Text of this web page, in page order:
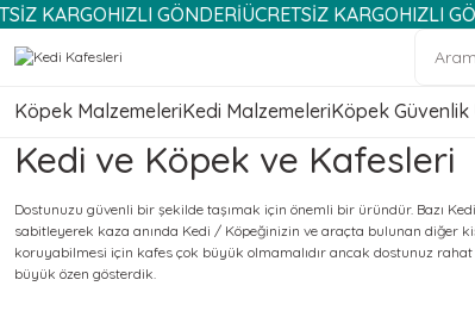
HIZLI GÖNDERİÜCRETSİZ KARGOHIZLI GÖNDERİ
Köpek MalzemeleriKedi MalzemeleriKöpek Güvenlik
Kedi ve Köpek ve Kafesleri
Dostunuzu güvenli bir şekilde taşımak için önemli bir üründür. Bazı
sabitleyerek kaza anında Kedi / Köpeğinizin ve araçta bulunan diğer
koruyabilmesi için kafes çok büyük olmamalıdır ancak dostunuz
büyük özen gösterdik.